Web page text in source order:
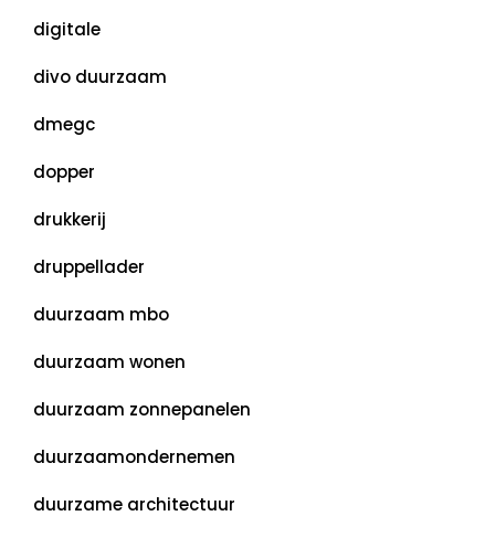
digitale
divo duurzaam
dmegc
dopper
drukkerij
druppellader
duurzaam mbo
duurzaam wonen
duurzaam zonnepanelen
duurzaamondernemen
duurzame architectuur